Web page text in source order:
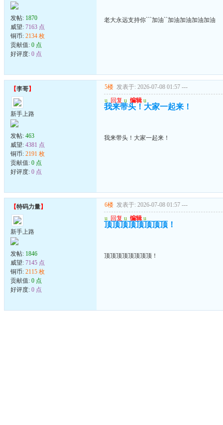
发帖: 1870
威望: 7163 点
铜币: 2134 枚
贡献值: 0 点
好评度: 0 点
老大永远支持你```加油``加油加油加油加油
【李哥】
新手上路
发帖: 463
威望: 4381 点
铜币: 2191 枚
贡献值: 0 点
好评度: 0 点
5楼 发表于: 2026-07-08 01:57 ---
u 回复 u 编辑 u
我来带头！大家一起来！
我来带头！大家一起来！
【特码力量】
新手上路
发帖: 1846
威望: 7145 点
铜币: 2115 枚
贡献值: 0 点
好评度: 0 点
6楼 发表于: 2026-07-08 01:57 ---
u 回复 u 编辑 u
顶顶顶顶顶顶顶顶！
顶顶顶顶顶顶顶顶！